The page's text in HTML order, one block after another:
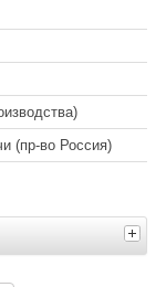
(пр-во Россия)